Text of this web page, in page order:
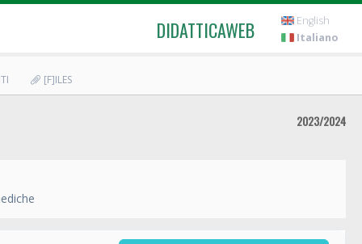
DIDATTICAWEB
English
Italiano
[F]ILES
2023/2024